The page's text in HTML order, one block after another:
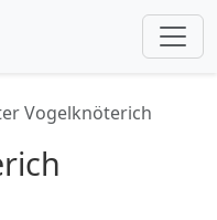
Vogelknöterich